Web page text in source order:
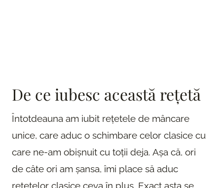
De ce iubesc această rețetă
Întotdeauna am iubit rețetele de mâncare
unice, care aduc o schimbare celor clasice cu
care ne-am obișnuit cu toții deja. Așa că, ori
de câte ori am șansa, îmi place să aduc
rețetelor clasice ceva în plus. Exact asta se